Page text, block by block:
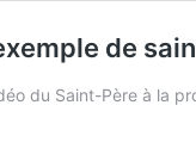
de
du Saint-Père à la